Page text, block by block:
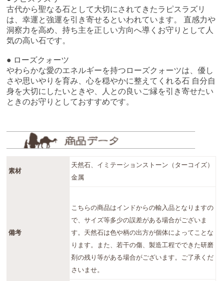
古代から聖なる石として大切にされてきたラピスラズリ
は、幸運と強運を引き寄せるといわれています。 直感力や
洞察力を高め、持ち主を正しい方向へ導くお守りとして人
気の高い石です。
● ローズクォーツ
やわらかな愛のエネルギーを持つローズクォーツは、優し
さや思いやりを育み、心を穏やかに整えてくれる石 自分自
身を大切にしたいときや、人との良いご縁を引き寄せたい
ときのお守りとしておすすめです。
素材
天然石、イミテーションストーン（ターコイズ）
金属
備考
こちらの商品はインドからの輸入品となりますの
で、サイズ等多少の誤差がある場合がございま
す。天然石は色や柄の出方が個体によってことな
ります。また、若干の傷、製造工程でできた研磨
剤の残り等がある場合がございます。ご了承くだ
さいませ。